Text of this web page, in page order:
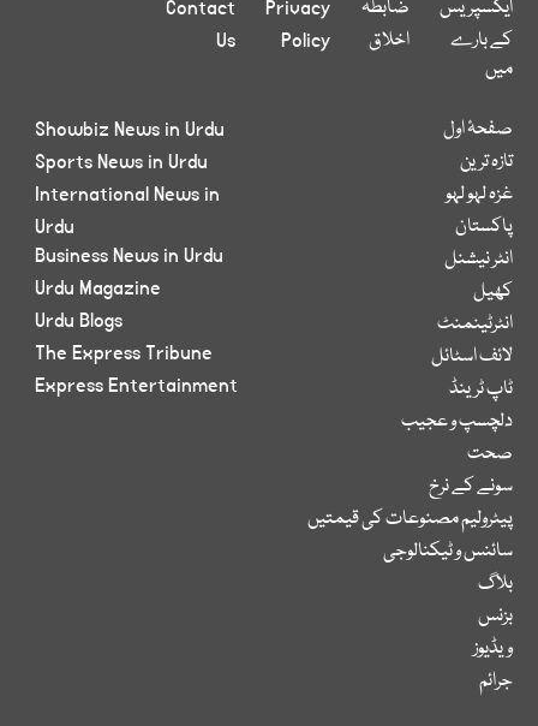
ایکسپریس
کے بارے
میں
ضابطہ
اخلاق
Privacy
Policy
Contact
Us
صفحۂ اول
تازہ ترین
غزہ لہو لہو
پاکستان
انٹر نیشنل
کھیل
انٹرٹینمنٹ
لائف اسٹائل
ٹاپ ٹرینڈ
دلچسپ و عجیب
صحت
سونے کے نرخ
پیٹرولیم مصنوعات کی قیمتیں
سائنس و ٹیکنالوجی
بلاگ
بزنس
ویڈیوز
جرائم
Showbiz News in Urdu
Sports News in Urdu
International News in
Urdu
Business News in Urdu
Urdu Magazine
Urdu Blogs
The Express Tribune
Express Entertainment